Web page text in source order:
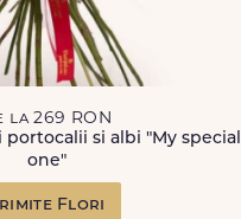
la 269 RON
si albi "My special
one"
Flori